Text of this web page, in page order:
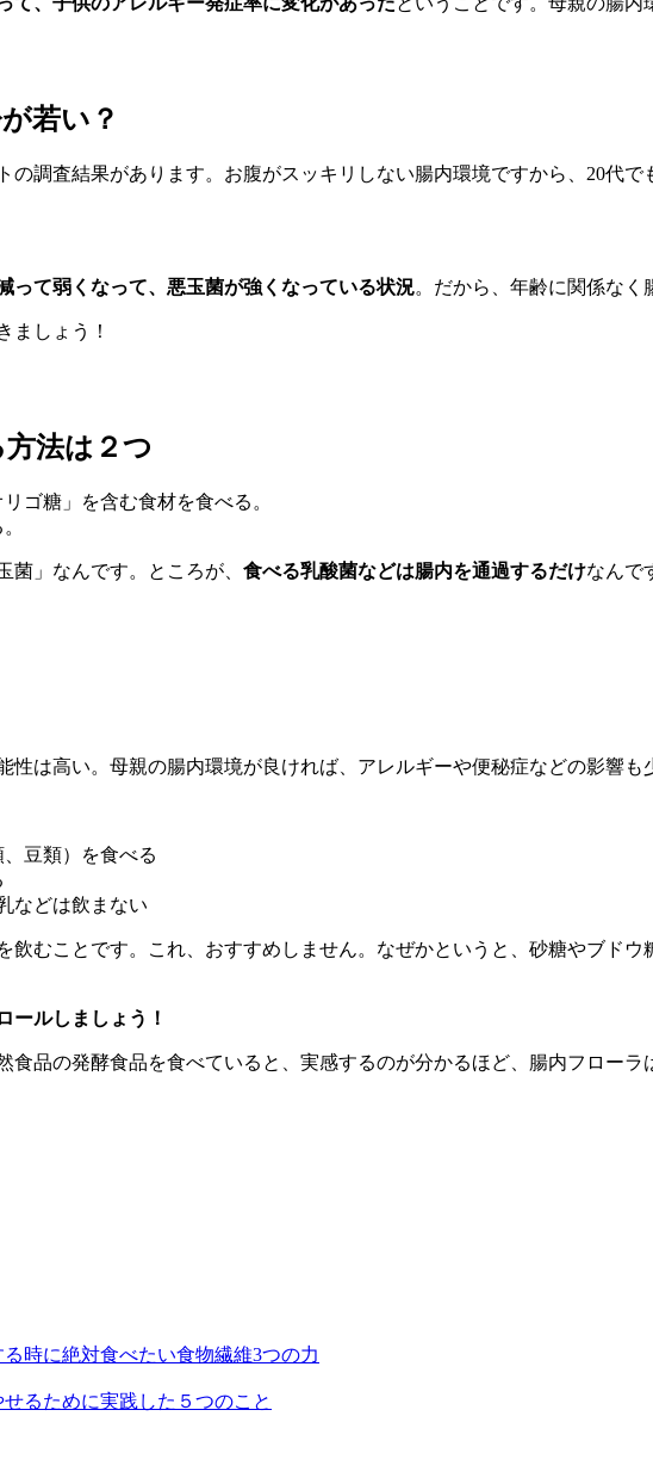
若い？
調査結果があります。お腹がスッキリしない腸内環境ですから、 20代で
って弱くなって、悪玉菌が強くなっている状況。だから、年齢に関係な
ましょう！
法は２つ
ゴ糖」を含む食材を食べる。
菌」なんです。ところが、 食べる乳酸菌などは腸内を通過するだけなんで
性は高い。母親の腸内環境が良ければ、アレルギーや便秘症などの影響も
豆類）を食べる
などは飲まない
飲むことです。これ、おすすめしません。なぜかというと、砂糖やブド
ールしましょう！
食品の発酵食品を食べていると、実感するのが分かるほど、腸内フローラ
時に絶対食べたい食物繊維3つの力
るために実践した５つのこと